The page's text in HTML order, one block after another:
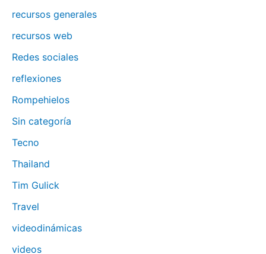
recursos generales
recursos web
Redes sociales
reflexiones
Rompehielos
Sin categoría
Tecno
Thailand
Tim Gulick
Travel
videodinámicas
videos